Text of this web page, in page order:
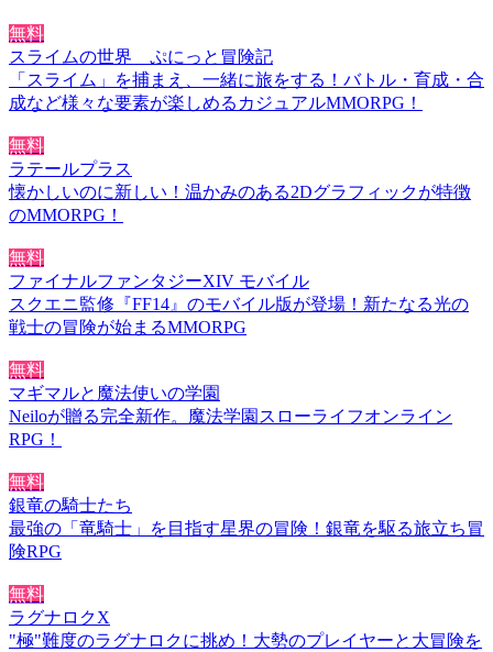
無料
スライムの世界 ぷにっと冒険記
「スライム」を捕まえ、一緒に旅をする！バトル・育成・合
成など様々な要素が楽しめるカジュアルMMORPG！
無料
ラテールプラス
懐かしいのに新しい！温かみのある2Dグラフィックが特徴
のMMORPG！
無料
ファイナルファンタジーXIV モバイル
スクエニ監修『FF14』のモバイル版が登場！新たなる光の
戦士の冒険が始まるMMORPG
無料
マギマルと魔法使いの学園
Neiloが贈る完全新作。魔法学園スローライフオンライン
RPG！
無料
銀竜の騎士たち
最強の「竜騎士」を目指す星界の冒険！銀竜を駆る旅立ち冒
険RPG
無料
ラグナロクX
"極"難度のラグナロクに挑め！大勢のプレイヤーと大冒険を